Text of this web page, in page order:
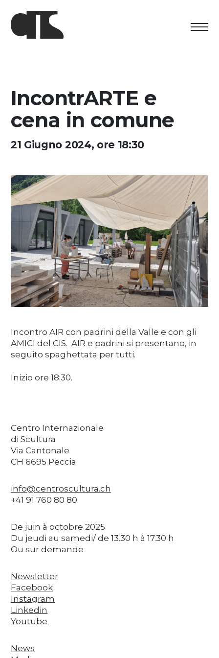
Programme culturel
Découvrez
Media
Soutenez
DE EN FR IT
IncontrARTE e
cena in comune
21 Giugno 2024, ore 18:30
Incontro AIR con padrini della Valle e con gli
AMICI del CIS. AIR e padrini si presentano, in
seguito spaghettata per tutti.
Inizio ore 18:30.
Centro Internazionale
di Scultura
Via Cantonale
CH 6695 Peccia
info@centroscultura.ch
+41 91 760 80 80
De juin à octobre 2025
Du jeudi au samedi/ de 13.30 h à 17.30 h
Ou sur demande
Newsletter
Facebook
Instagram
Linkedin
Youtube
News